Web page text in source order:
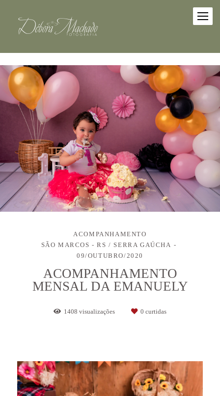
ACOMPANHAMENTO
SÃO MARCOS - RS / SERRA GAÚCHA
09/OUTUBRO/2020
ACOMPANHAMENTO
MENSAL DA EMANUELY
1408 visualizações 0 curtidas